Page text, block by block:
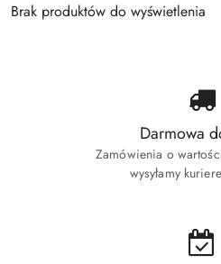
Brak produktów do wyświetlenia
Darmowa
Zamówienia o
wysyłamy